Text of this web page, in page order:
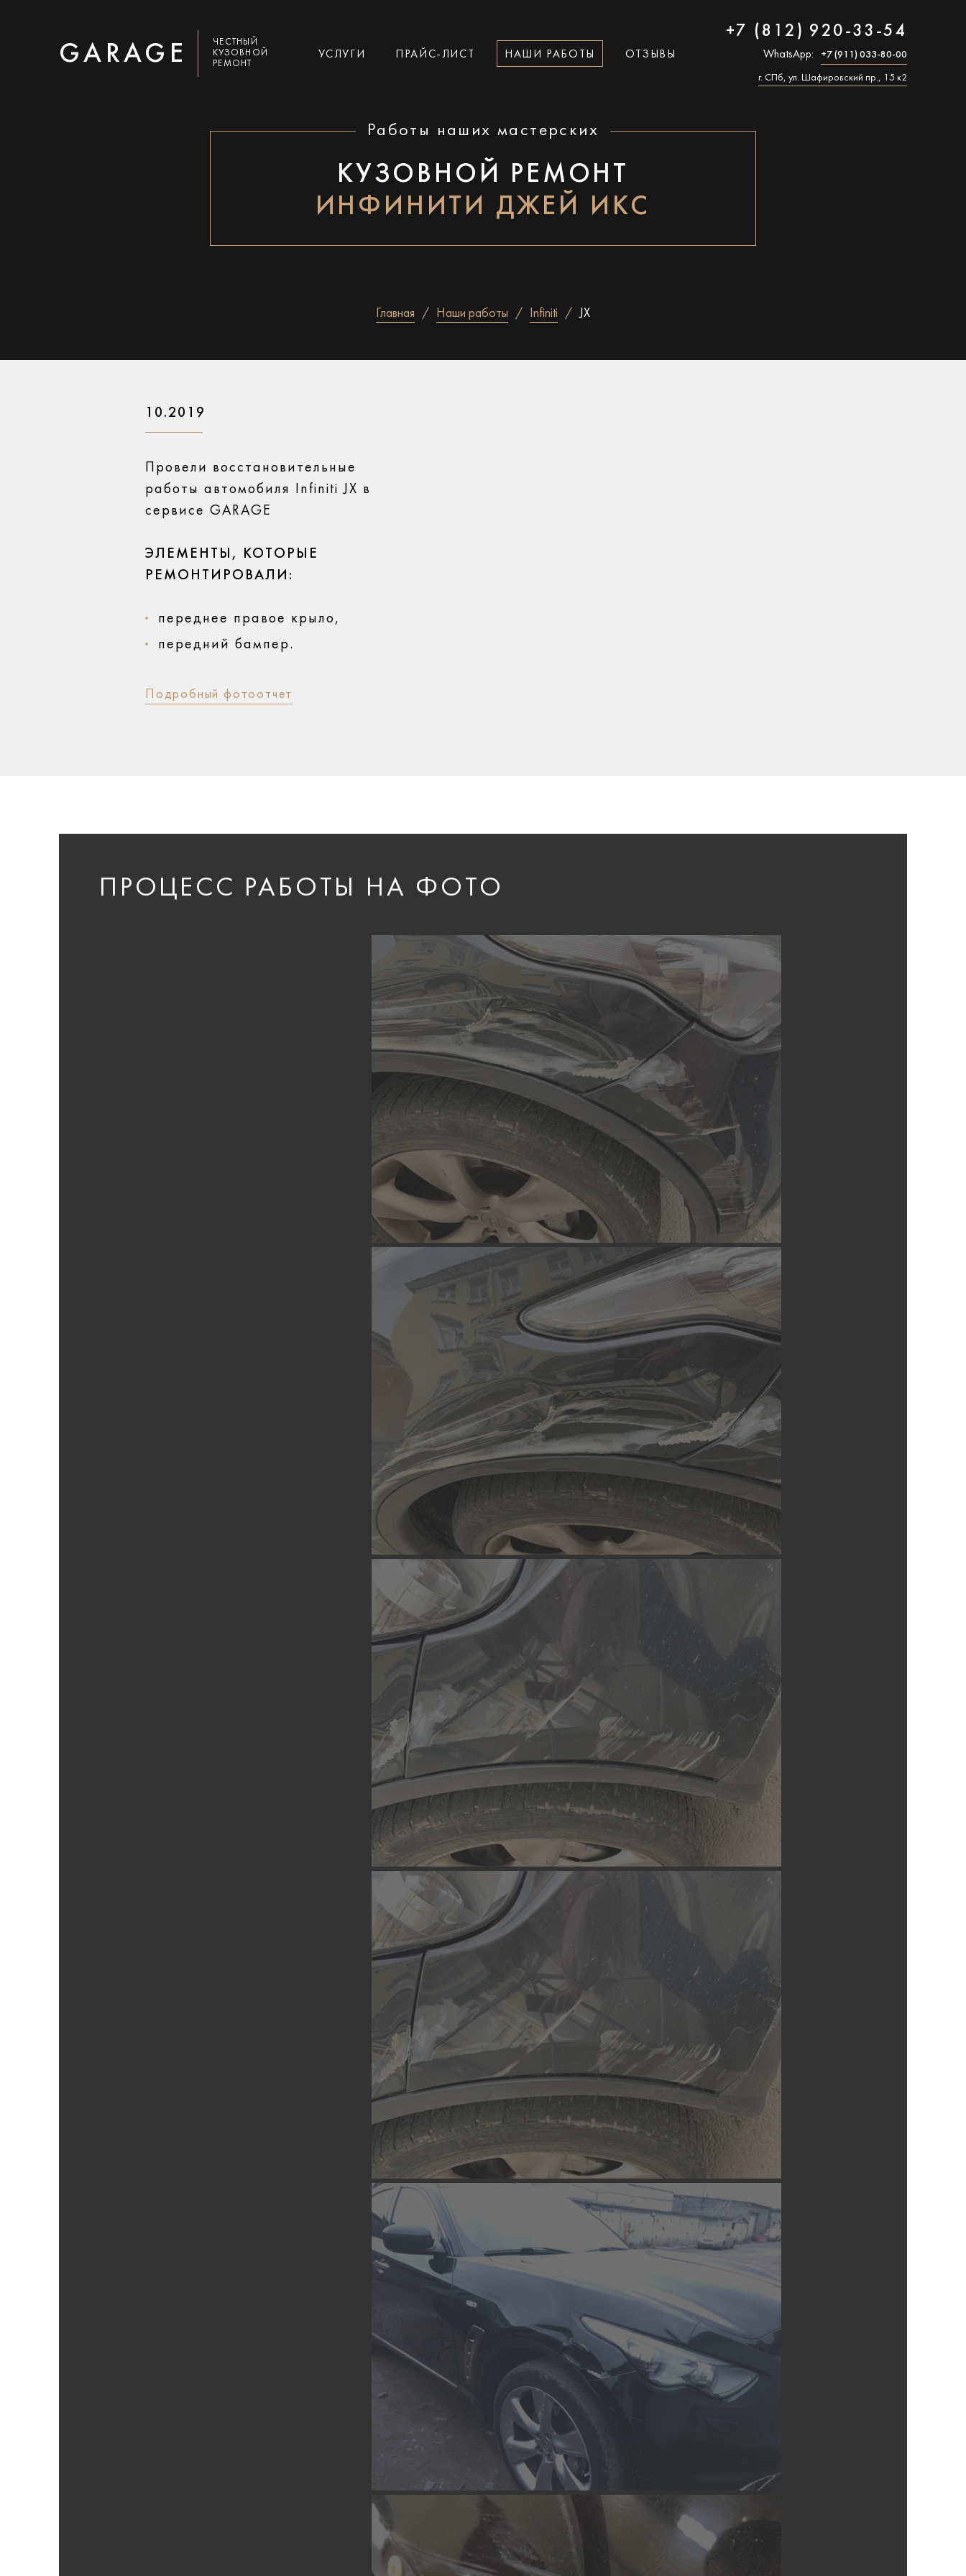
GARAGE
ЧЕСТНЫЙ
КУЗОВНОЙ
РЕМОНТ
УСЛУГИ ПРАЙС-ЛИСТ НАШИ РАБОТЫ ОТЗЫВЫ
+7 (812) 920-33-54
WhatsApp: +7 (911) 033-80-00
г. СПб, ул. Шафировский пр., 15 к2
Работы наших мастерских
КУЗОВНОЙ РЕМОНТ
ИНФИНИТИ ДЖЕЙ ИКС
Главная Наши работы Infiniti JX
10.2019
Провели восстановительные
работы автомобиля Infiniti JX в
сервисе GARAGE
ЭЛЕМЕНТЫ, КОТОРЫЕ
РЕМОНТИРОВАЛИ:
переднее правое крыло,
передний бампер.
Подробный фотоотчет
ПРОЦЕСС РАБОТЫ НА ФОТО